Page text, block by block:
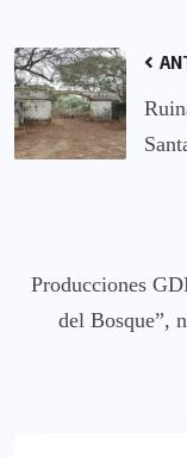
Producciones
del Bosque”,